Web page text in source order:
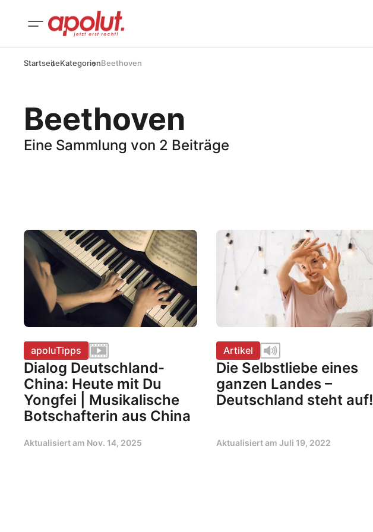
StartseiteKategorienBeethoven
Beethoven
Eine Sammlung von 2 Beiträge
apoluTipps
Dialog Deutschland-
China: Heute mit Du
Yongfei | Musikalische
Botschafterin aus China
Aktualisiert am Nov. 14, 2025
Artikel
Die Selbstliebe eines
ganzen Landes –
Deutschland steht auf!
Aktualisiert am Juli 19, 2022